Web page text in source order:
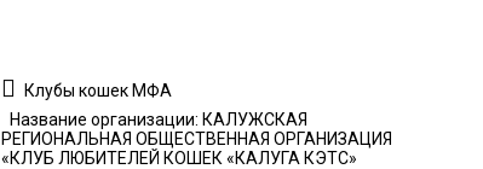
Клубы кошек МФА
Название организации: КАЛУЖСКАЯ
РЕГИОНАЛЬНАЯ ОБЩЕСТВЕННАЯ ОРГАНИЗАЦИЯ
«КЛУБ ЛЮБИТЕЛЕЙ КОШЕК «КАЛУГА КЭТС»